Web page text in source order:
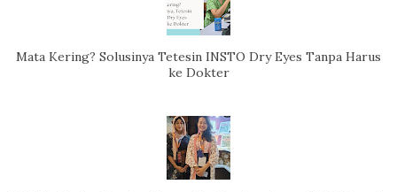
Mata Kering? Solusinya Tetesin INSTO Dry Eyes Tanpa Harus
ke Dokter